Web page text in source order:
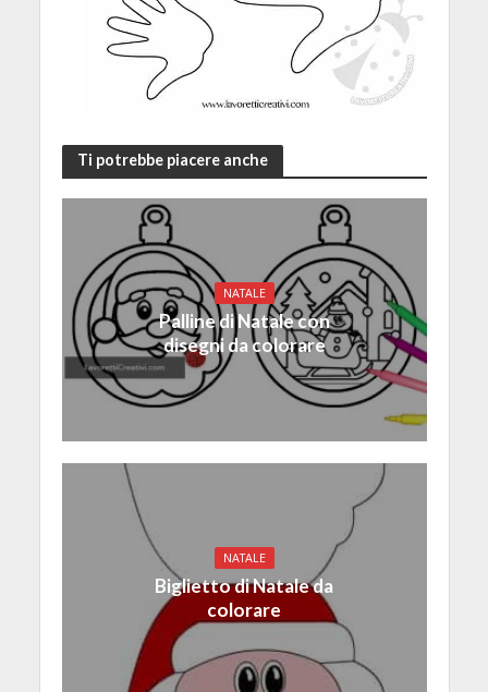
Ti potrebbe piacere anche
NATALE
Palline di Natale con
disegni da colorare
NATALE
Biglietto di Natale da
colorare